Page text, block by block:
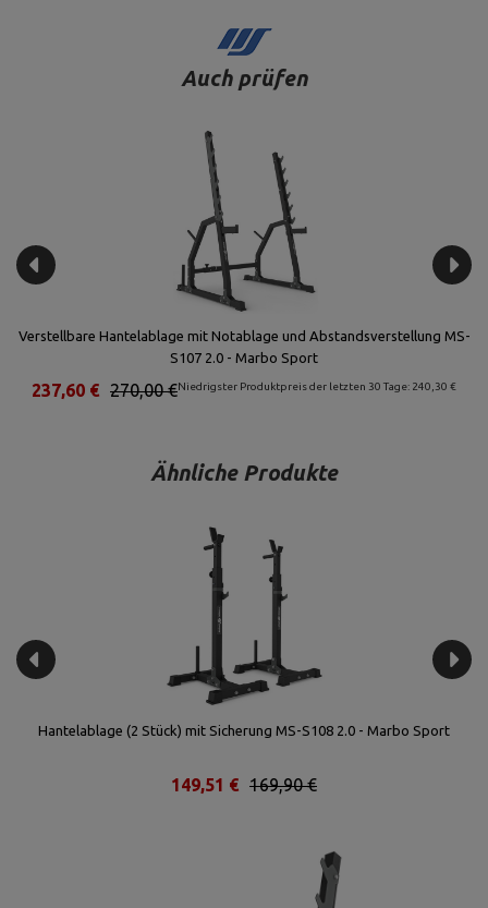
Auch prüfen
Verstellbare Hantelablage mit Notablage und Abstandsverstellung MS-
S107 2.0 - Marbo Sport
Niedrigster Produktpreis der letzten 30 Tage: 240,30 €
270,00 €
237,60 €
Ähnliche Produkte
Hantelablage (2 Stück) mit Sicherung MS-S108 2.0 - Marbo Sport
169,90 €
149,51 €